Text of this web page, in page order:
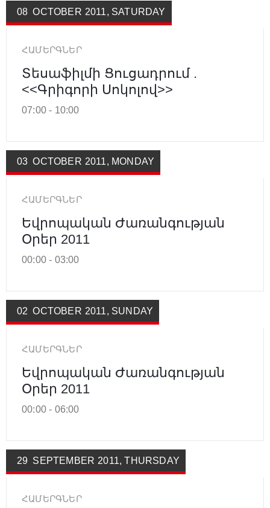
08 OCTOBER 2011, SATURDAY
ՀԱՄԵՐԳՆԵՐ
Տեսաֆիլմի Ցուցադրում .
<<Գրիգորի Սոկոլով>>
07:00 - 10:00
03 OCTOBER 2011, MONDAY
ՀԱՄԵՐԳՆԵՐ
Եվրոպական Ժառանգության
Օրեր 2011
00:00 - 03:00
02 OCTOBER 2011, SUNDAY
ՀԱՄԵՐԳՆԵՐ
Եվրոպական Ժառանգության
Օրեր 2011
00:00 - 06:00
29 SEPTEMBER 2011,THURSDAY
ՀԱՄԵՐԳՆԵՐ